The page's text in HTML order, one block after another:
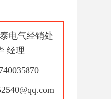
电气经销处
经理